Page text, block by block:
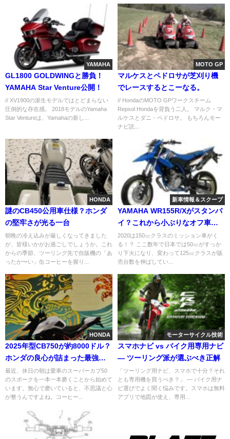
YAMAHA
GL1800 GOLDWINGと勝負！
YAMAHA Star Venture公開！
// XV1900の派生モデルではとどまらない
圧倒的な存在感。 2018モデルのYamaha
Star Ventureは、Yamahaの新し...
MOTO GP
マルケスとペドロサが芝刈り機
でレースするとこーなる。
// HondaのMOTO GPワークスチーム
Repsol Hondaを背負う二人。 マルク・マ
ルケスとダニ・ペドロサ。 もちろんモー
ナビ読...
HONDA
謎のCB450公用車仕様？ホンダ
の堅牢さが光る一台
朝晩の冷え込みが厳しくなってきました
が、皆様いかがお過ごしでしょうか。これ
からの季節、ツーリング先で自販機の「あ
ったか〜い」缶コーヒーを握り...
新車情報＆スクープ
YAMAHA WR155R/Xがスタンバ
イ？これから小ぶりなオフ車が
流行る予感
2020は150㏄クラスのミッション車がく
る！？ ここ数年で日本では50㏄がすっか
り下火になり、変わって125㏄クラスが販
売台数を伸ばしてい...
HONDA
2025年型CB750が約8000ドル？
ホンダの良心が詰まった最強の
スタンダード
最近、休日の朝は愛車のスーパーカブ50
のスポークを一本一本磨くことから始めて
います。無心で磨いていると、不思議と心
が整うんですよね。コーヒー...
モーターサイクル技術
スマホナビ vs バイク用専用ナビ
― ツーリング派が選ぶべき正解
「ツーリング用ナビ、スマホで十分？それ
とも専用機を買うべき？」 ― バイク用ナ
ビ選びでよく聞く悩みです。スマホは無料
アプリで地図が使え、専用...